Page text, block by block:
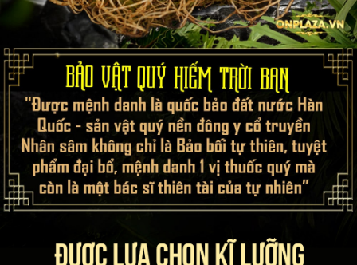
chia làm hai hộp để mang đến biếu tặng, hộp quà vừa sang, vừa
- 1 hộp 6 củ cũng vừa đủ số lượng củ để ngâm trong bình thủy
tinh khoảng 41L tạo vật trưng bày và trang trí. Như vậy, quý
khách hàng sẽ không cần phải mua lẻ thêm củ sâm khác để
ngâm mà vẫn có thể tạo dáng một bình ngâm sâm đẹp mắt..
Cách nhận biết sâm Hàn Quốc 6 năm tuổi chất lượng tốt: